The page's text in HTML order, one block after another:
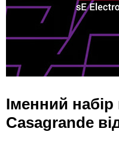
Іменний
Casagrande